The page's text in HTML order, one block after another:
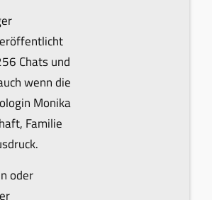
Chats und
wenn die
Monika
Familie
oder